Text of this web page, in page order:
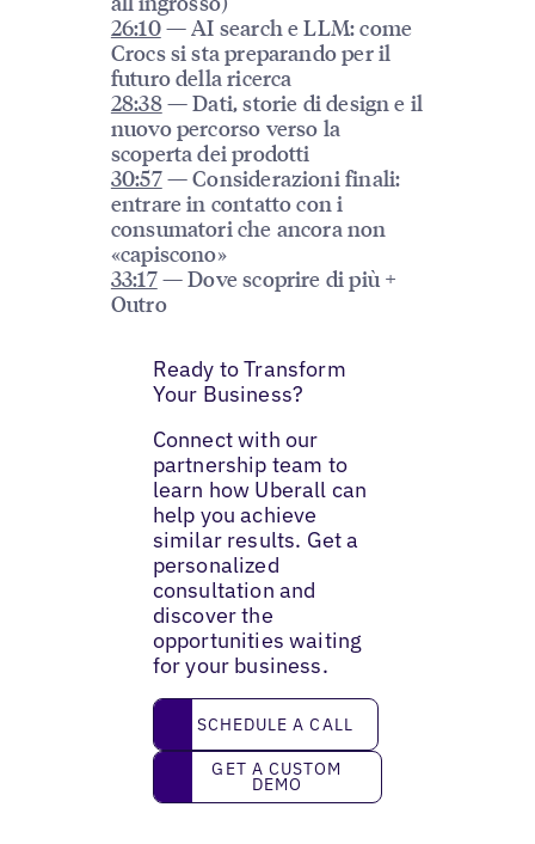
26:10— AI search e LLM: come
Crocs si sta preparando per il
futuro della ricerca
28:38— Dati, storie di design e il
nuovo percorso verso la
scoperta dei prodotti
30:57— Considerazioni finali:
entrare in contatto con i
consumatori che ancora non
«capiscono»
33:17— Dove scoprire di più +
Outro
Ready to Transform
Your Business?
Connect with our
partnership team to
learn how Uberall can
help you achieve
similar results. Get a
personalized
consultation and
discover the
opportunities waiting
for your business.
Schedule a call
SCHEDULE A CALL
Get a custom demo
GET A CUSTOM
DEMO